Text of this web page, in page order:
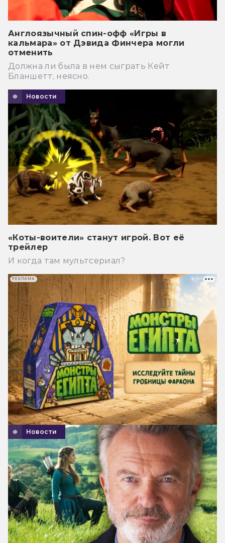
Англоязычный спин-офф «Игры в
кальмара» от Дэвида Финчера могли
отменить
Должна ли была в нем сыграть Кейт
Бланшетт, неясно.
Новости
«Коты-воители» станут игрой. Вот её
трейлер
И когда там мультсериал?
Новости
РЕКЛАМА